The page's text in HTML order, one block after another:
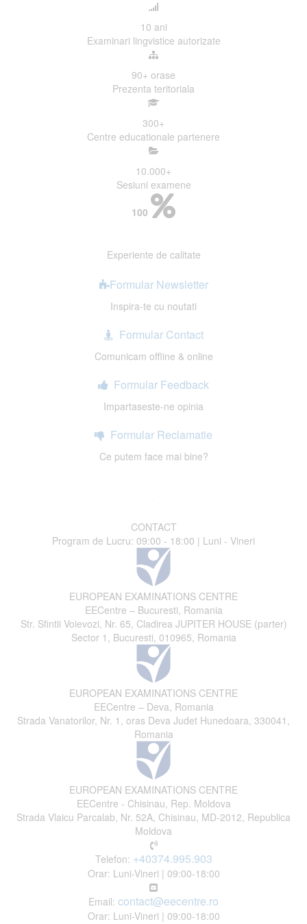
10 ani
Examinari lingvistice autorizate
90+ orase
Prezenta teritoriala
300+
Centre educationale partenere
10.000+
Sesiuni examene
100
Experiente de calitate
Formular Newsletter
Inspira-te cu noutati
Formular Contact
Comunicam offline & online
Formular Feedback
Impartaseste-ne opinia
Formular Reclamatie
Ce putem face mai bine?
CONTACT
Program de Lucru: 09:00 - 18:00 | Luni - Vineri
EUROPEAN EXAMINATIONS CENTRE
EECentre – Bucuresti, Romania
Str. Sfintii Voievozi, Nr. 65, Cladirea JUPITER HOUSE (parter)
Sector 1, Bucuresti, 010965, Romania
EUROPEAN EXAMINATIONS CENTRE
EECentre – Deva, Romania
Strada Vanatorilor, Nr. 1, oras Deva Judet Hunedoara, 330041,
Romania
EUROPEAN EXAMINATIONS CENTRE
EECentre - Chisinau, Rep. Moldova
Strada Vlaicu Parcalab, Nr. 52A, Chisinau, MD-2012, Republica
Moldova
Telefon: +40374.995.903
Orar: Luni-Vineri | 09:00-18:00
Email: contact@eecentre.ro
Orar: Luni-Vineri | 09:00-18:00